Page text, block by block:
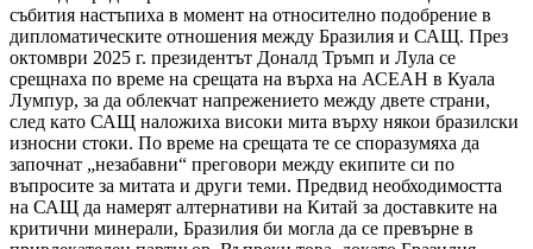
събития настъпиха в момент на относително подобрение в
дипломатическите отношения между Бразилия и САЩ. През
октомври 2025 г. президентът Доналд Тръмп и Лула се
срещнаха по време на срещата на върха на АСЕАН в Куала
Лумпур, за да облекчат напрежението между двете страни,
след като САЩ наложиха високи мита върху някои бразилски
износни стоки. По време на срещата те се споразумяха да
започнат „незабавни“ преговори между екипите си по
въпросите за митата и други теми. Предвид необходимостта
на САЩ да намерят алтернативи на Китай за доставките на
критични минерали, Бразилия би могла да се превърне в